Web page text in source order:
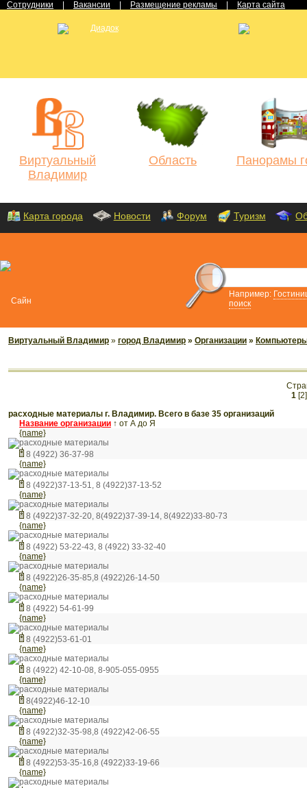
Сотрудники Вакансии Размещение рекламы Карта сайта
Виртуальный
Владимир
Область Панорамы
Карта города Новости Форум Туризм
Например:
поиск
Виртуальный Владимир » город Владимир » Организации »
1 [2]
расходные материалы г. Владимир. Всего в базе 35 организаций
Название организации ↑ от А до Я
{name}
расходные материалы
8 (4922) 36-37-98
{name}
расходные материалы
8 (4922)37-13-51, 8 (4922)37-13-52
{name}
расходные материалы
8 (4922)37-32-20, 8(4922)37-39-14, 8(4922)33-80-73
{name}
расходные материалы
8 (4922) 53-22-43, 8 (4922) 33-32-40
{name}
расходные материалы
8 (4922)26-35-85,8 (4922)26-14-50
{name}
расходные материалы
8 (4922) 54-61-99
{name}
расходные материалы
8 (4922)53-61-01
{name}
расходные материалы
8 (4922) 42-10-08, 8-905-055-0955
{name}
расходные материалы
8(4922)46-12-10
{name}
расходные материалы
8 (4922)32-35-98,8 (4922)42-06-55
{name}
расходные материалы
8 (4922)53-35-16,8 (4922)33-19-66
{name}
расходные материалы